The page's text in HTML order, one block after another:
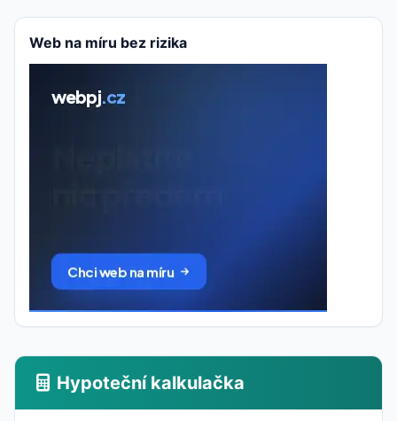
Web na míru bez rizika
Hypoteční kalkulačka